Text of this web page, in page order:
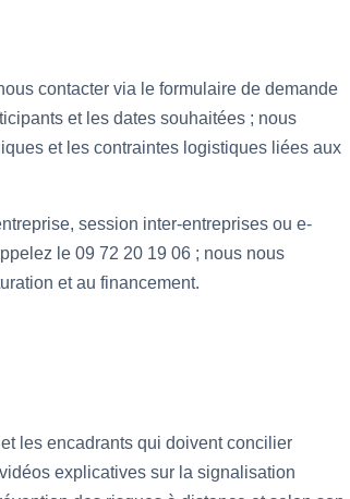
contacter via le formulaire de demande
et les dates souhaitées ; nous
et les contraintes logistiques liées aux
session inter-entreprises ou e-
le 09 72 20 19 06 ; nous nous
et au financement.
les encadrants qui doivent concilier
explicatives sur la signalisation